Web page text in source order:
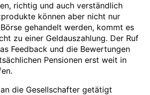
richtig und auch verständlich
können aber nicht nur
gehandelt werden, kommt es
zu einer Geldauszahlung. Der Ruf
Feedback und die Bewertungen
Pensionen erst weit in
die Gesellschafter getätigt